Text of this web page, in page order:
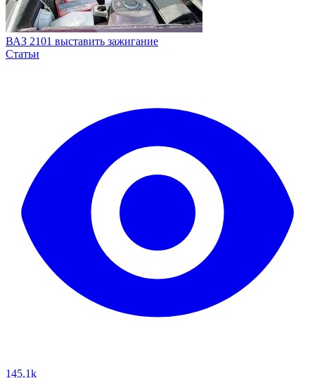
ВАЗ 2101 выставить зажигание
Статьи
145.1k